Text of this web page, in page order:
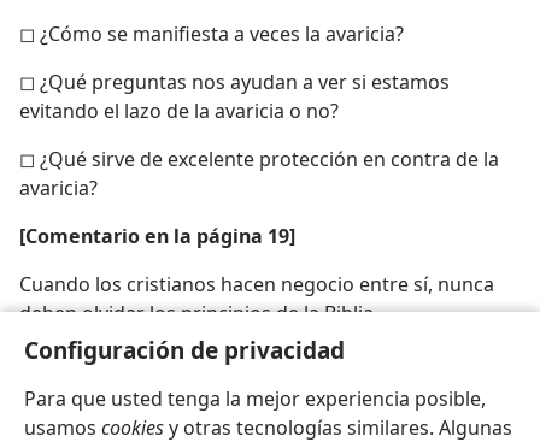
Configuración de privacidad
Para que usted tenga la mejor experiencia posible,
usamos cookiesy otras tecnologías similares. Algunas
◻ ¿Cómo se manifiesta a veces la avaricia?
◻ ¿Qué preguntas nos ayudan a ver si estamos
evitando el lazo de la avaricia o no?
◻ ¿Qué sirve de excelente protección en contra de la
avaricia?
[Comentario en la página 19]
Cuando los cristianos hacen negocio entre sí, nunca
deben olvidar los principios de la Biblia